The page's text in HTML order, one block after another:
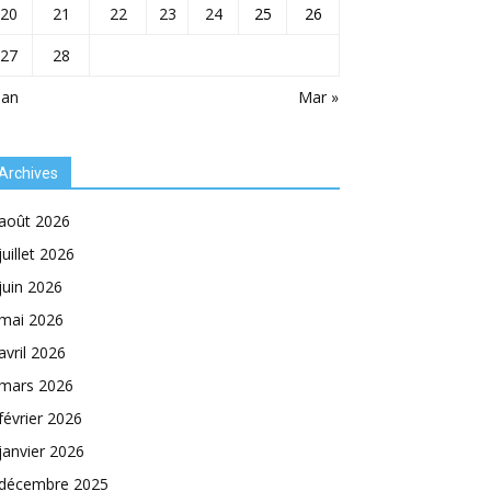
Mar »
20 21 22 23 24 25
26
27
28
2026
2026
2026
2026
2026
2026
2026
2026
2025